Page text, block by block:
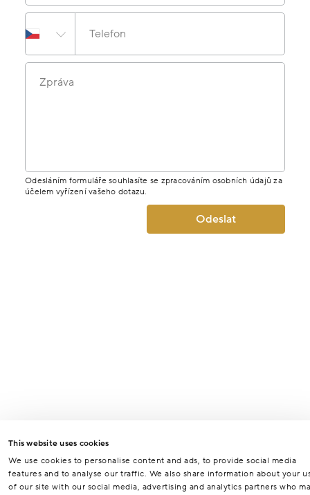
This website uses cookies
We use cookies to personalise content and ads, to provide social media
features and to analyse our traffic. We also share information about your
of our site with our social media, advertising and analytics partners who
Telefon
Zpráva
Odesláním formuláře souhlasíte se zpracováním osobních údajů za
účelem vyřízení vašeho dotazu.
Odeslat